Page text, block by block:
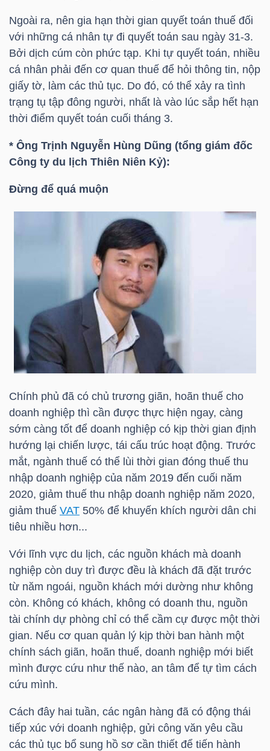
Ngoài ra, nên gia hạn thời gian quyết toán thuế đối
với những cá nhân tự đi quyết toán sau ngày 31-3.
Bởi dịch cúm còn phức tạp. Khi tự quyết toán, nhiều
cá nhân phải đến cơ quan thuế để hỏi thông tin, nộp
giấy tờ, làm các thủ tục. Do đó, có thể xảy ra tình
trạng tụ tập đông người, nhất là vào lúc sắp hết hạn
thời điểm quyết toán cuối tháng 3.
* Ông Trịnh Nguyễn Hùng Dũng (tổng giám đốc
Công ty du lịch Thiên Niên Kỷ):
Đừng để quá muộn
Chính phủ đã có chủ trương giãn, hoãn thuế cho
doanh nghiệp thì cần được thực hiện ngay, càng
sớm càng tốt để doanh nghiệp có kịp thời gian định
hướng lại chiến lược, tái cấu trúc hoạt động. Trước
mắt, ngành thuế có thể lùi thời gian đóng thuế thu
nhập doanh nghiệp của năm 2019 đến cuối năm
2020, giảm thuế thu nhập doanh nghiệp năm 2020,
giảm thuế VAT 50% để khuyến khích người dân chi
tiêu nhiều hơn...
Với lĩnh vực du lịch, các nguồn khách mà doanh
nghiệp còn duy trì được đều là khách đã đặt trước
từ năm ngoái, nguồn khách mới dường như không
còn. Không có khách, không có doanh thu, nguồn
tài chính dự phòng chỉ có thể cầm cự được một thời
gian. Nếu cơ quan quản lý kịp thời ban hành một
chính sách giãn, hoãn thuế, doanh nghiệp mới biết
mình được cứu như thế nào, an tâm để tự tìm cách
cứu mình.
Cách đây hai tuần, các ngân hàng đã có động thái
tiếp xúc với doanh nghiệp, gửi công văn yêu cầu
các thủ tục bổ sung hồ sơ cần thiết để tiến hành
CÔNG
ĐẦU
TƯ
TRUY
XUẤT
SECTOR
NĂNG
LƯỢNG
NGUYÊN
VẬT
LIỆU
CÔNG
NGHIỆP
TIÊU
DÙNG
KHÔNG
THIẾT